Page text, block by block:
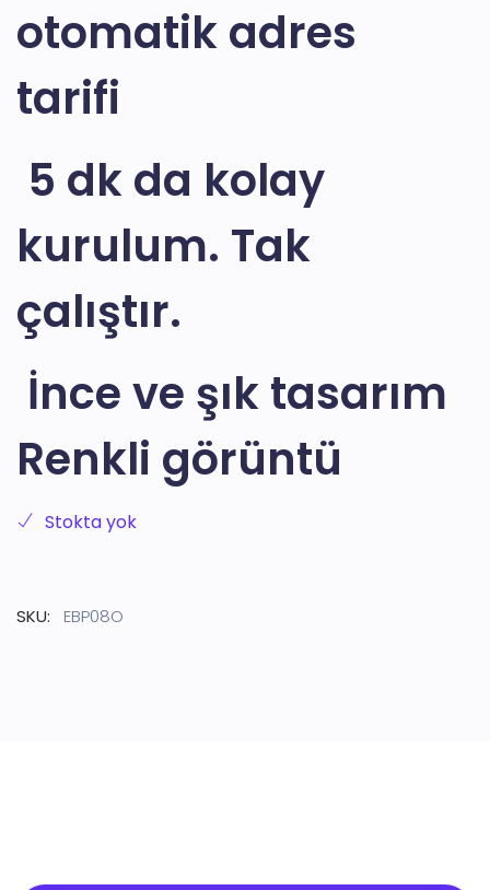
otomatik adres
tarifi
5 dk da kolay
kurulum. Tak
çalıştır.
İnce ve şık tasarım
Renkli görüntü
Stokta yok
SKU: EBP08O